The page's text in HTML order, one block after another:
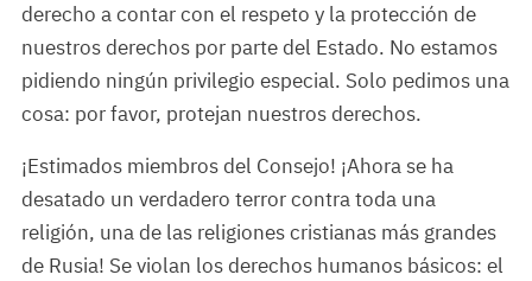
derecho a contar con el respeto y la protección de
nuestros derechos por parte del Estado. No estamos
pidiendo ningún privilegio especial. Solo pedimos una
cosa: por favor, protejan nuestros derechos.
¡Estimados miembros del Consejo! ¡Ahora se ha
desatado un verdadero terror contra toda una
religión, una de las religiones cristianas más grandes
de Rusia! Se violan los derechos humanos básicos: el